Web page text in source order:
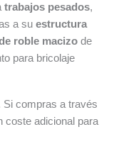
trabajos pesados,
a su estructura
roble macizo de
para bricolaje
Si compras a través
coste adicional para
semana
2026